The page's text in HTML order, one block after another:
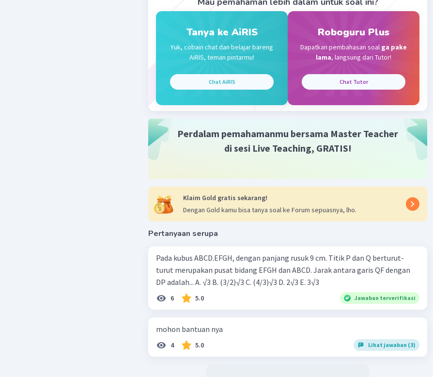
Tanya ke AiRIS
Yuk, cobain chat dan belajar bareng
AiRIS, teman pintarmu!
Chat AiRIS
Roboguru Plus
Dapatkan pembahasan soal ga pake
lama, langsung dari Tutor!
Chat Tutor
Perdalam pemahamanmu bersama Master Teacher
di sesi Live Teaching, GRATIS!
Klaim Gold gratis sekarang!
Dengan Gold kamu bisa tanya soal ke Forum sepuasnya, lho.
Pertanyaan serupa
Pada kubus ABCD.EFGH, dengan panjang rusuk 9 cm. Titik P dan Q berturut-
turut merupakan pusat bidang EFGH dan ABCD. Jarak antara garis QF dengan
DP adalah... A. √3 B. (3/2)√3 C. (4/3)√3 D. 2√3 E. 3√3
6 5.0 Jawaban terverifikasi
mohon bantuan nya
4 5.0 Lihat jawaban (3)